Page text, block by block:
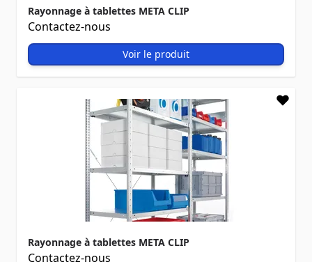
Rayonnage à tablettes META CLIP
Contactez-nous
Voir le produit
Rayonnage à tablettes META CLIP
Contactez-nous